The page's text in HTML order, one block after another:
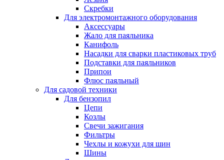
Скребки
Для электромонтажного оборудования
Аксессуары
Жало для паяльника
Канифоль
Насадки для сварки пластиковых труб
Подставки для паяльников
Припои
Флюс паяльный
Для садовой техники
Для бензопил
Цепи
Козлы
Свечи зажигания
Фильтры
Чехлы и кожухи для шин
Шины